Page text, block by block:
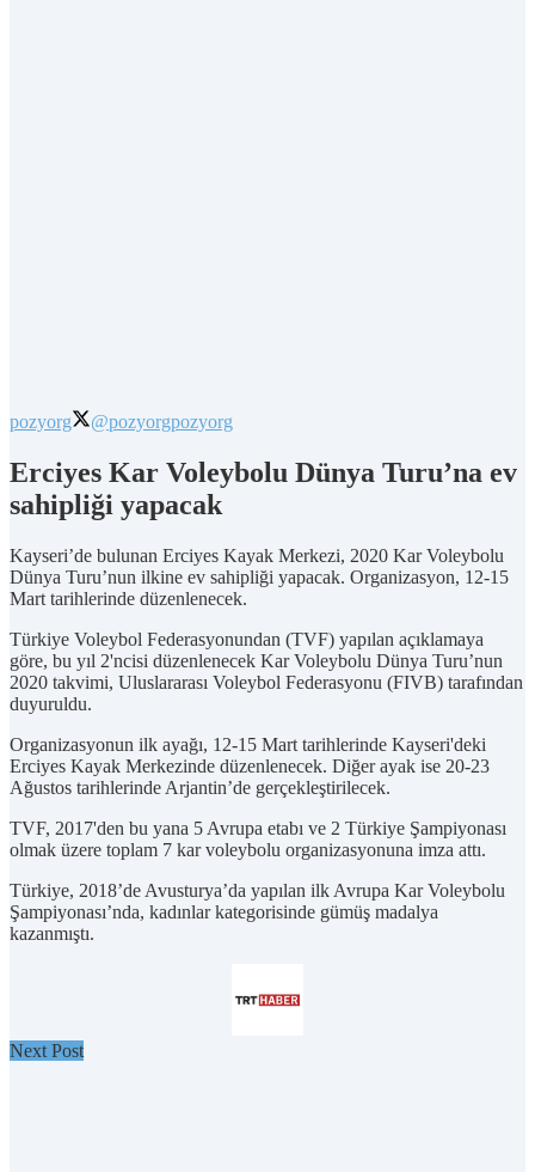
pozyorg @pozyorgpozyorg
Erciyes Kar Voleybolu Dünya Turu’na ev
sahipliği yapacak
Kayseri’de bulunan Erciyes Kayak Merkezi, 2020 Kar Voleybolu
Dünya Turu’nun ilkine ev sahipliği yapacak. Organizasyon, 12-15
Mart tarihlerinde düzenlenecek.
Türkiye Voleybol Federasyonundan (TVF) yapılan açıklamaya
göre, bu yıl 2'ncisi düzenlenecek Kar Voleybolu Dünya Turu’nun
2020 takvimi, Uluslararası Voleybol Federasyonu (FIVB) tarafından
duyuruldu.
Organizasyonun ilk ayağı, 12-15 Mart tarihlerinde Kayseri'deki
Erciyes Kayak Merkezinde düzenlenecek. Diğer ayak ise 20-23
Ağustos tarihlerinde Arjantin’de gerçekleştirilecek.
TVF, 2017'den bu yana 5 Avrupa etabı ve 2 Türkiye Şampiyonası
olmak üzere toplam 7 kar voleybolu organizasyonuna imza attı.
Türkiye, 2018’de Avusturya’da yapılan ilk Avrupa Kar Voleybolu
Şampiyonası’nda, kadınlar kategorisinde gümüş madalya
kazanmıştı.
Next Post